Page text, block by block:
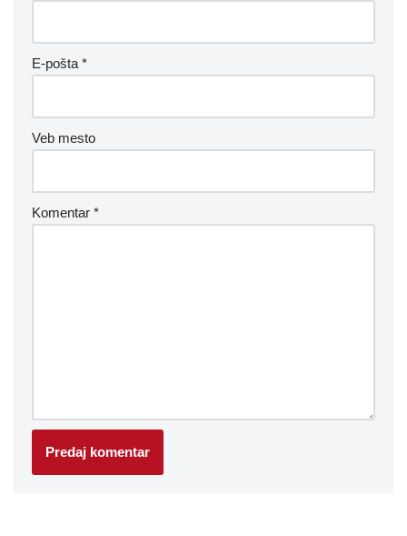
E-pošta *
Veb mesto
Komentar *